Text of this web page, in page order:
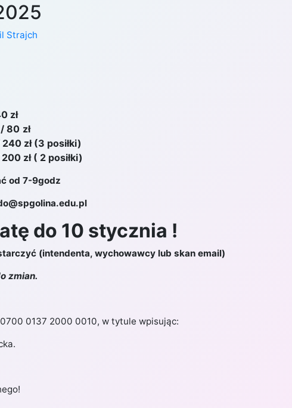
Strajch
zł
/ 80 zł
zł (3 posiłki)
zł ( 2 posiłki)
od 7-9godz
do 10 stycznia !
(intendenta, wychowawcy lub skan email)
zmian.
0137 2000 0010, w tytule wpisując:
STYCZEŃ
2019 2020 2021